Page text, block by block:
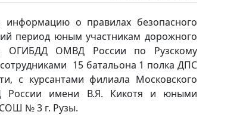
информацию о правилах безопасного
период юным участникам дорожного
ОГИБДД ОМВД России по Рузскому
15 батальона 1 полка ДПС
с курсантами филиала Московского
России имени В.Я. Кикотя и юными
№ 3 г. Рузы.